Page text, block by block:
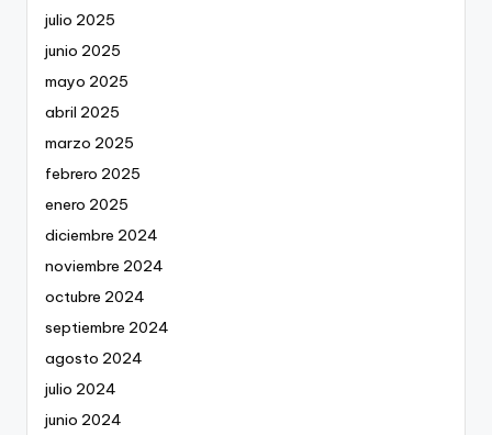
julio 2025
junio 2025
mayo 2025
abril 2025
marzo 2025
febrero 2025
enero 2025
diciembre 2024
noviembre 2024
octubre 2024
septiembre 2024
agosto 2024
julio 2024
junio 2024